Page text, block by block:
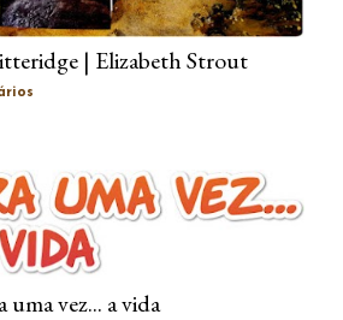
| Elizabeth Strout
uma vez... a vida